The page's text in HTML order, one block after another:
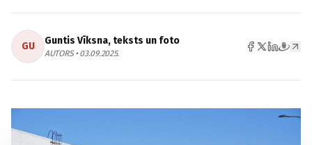
GU Guntis Vīksna, teksts un foto
AUTORS • 03.09.2025.